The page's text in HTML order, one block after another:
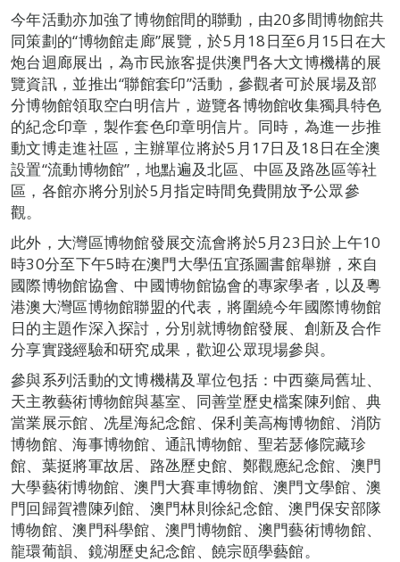
今年活動亦加強了博物館間的聯動，由20多間博物館共
同策劃的“博物館走廊”展覽，於5月18日至6月15日在大
炮台迴廊展出，為市民旅客提供澳門各大文博機構的展
覽資訊，並推出“聯館套印”活動，參觀者可於展場及部
分博物館領取空白明信片，遊覽各博物館收集獨具特色
的紀念印章，製作套色印章明信片。同時，為進一步推
動文博走進社區，主辦單位將於5月17日及18日在全澳
設置“流動博物館”，地點遍及北區、中區及路氹區等社
區，各館亦將分別於5月指定時間免費開放予公眾參
觀。
此外，大灣區博物館發展交流會將於5月23日於上午10
時30分至下午5時在澳門大學伍宜孫圖書館舉辦，來自
國際博物館協會、中國博物館協會的專家學者，以及粵
港澳大灣區博物館聯盟的代表，將圍繞今年國際博物館
日的主題作深入探討，分別就博物館發展、創新及合作
分享實踐經驗和研究成果，歡迎公眾現場參與。
參與系列活動的文博機構及單位包括：中西藥局舊址、
天主教藝術博物館與墓室、同善堂歷史檔案陳列館、典
當業展示館、冼星海紀念館、保利美高梅博物館、消防
博物館、海事博物館、通訊博物館、聖若瑟修院藏珍
館、葉挺將軍故居、路氹歷史館、鄭觀應紀念館、澳門
大學藝術博物館、澳門大賽車博物館、澳門文學館、澳
門回歸賀禮陳列館、澳門林則徐紀念館、澳門保安部隊
博物館、澳門科學館、澳門博物館、澳門藝術博物館、
龍環葡韻、鏡湖歷史紀念館、饒宗頤學藝館。